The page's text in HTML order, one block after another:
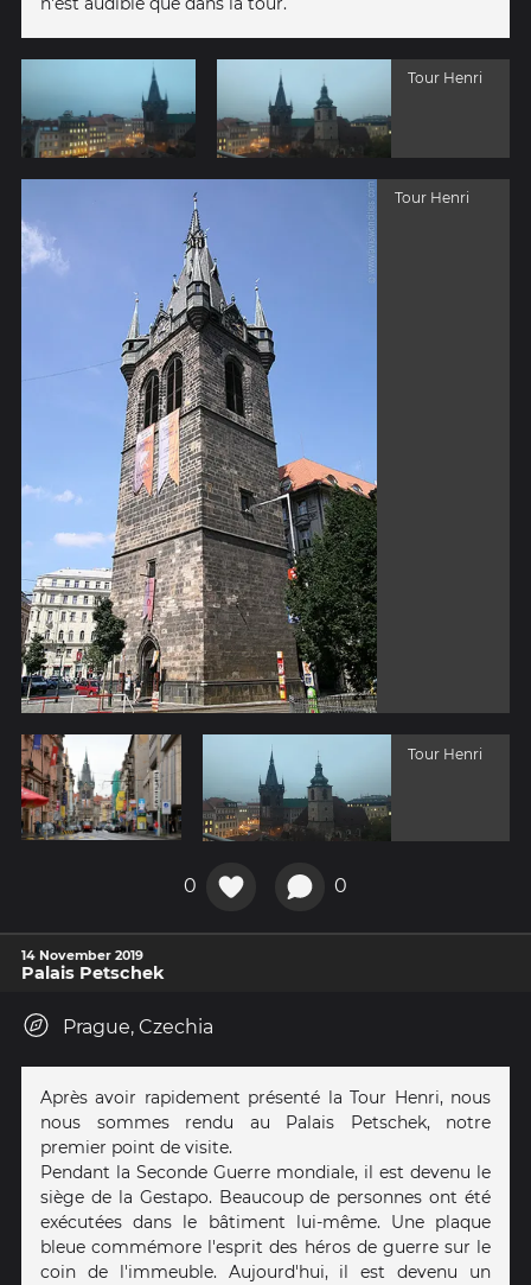
Tour Henri
Tour Henri
Tour Henri
0 0
14 November 2019
Palais Petschek
Prague, Czechia
Après avoir rapidement présenté la Tour Henri, nous
nous sommes rendu au Palais Petschek, notre
premier point de visite.
Pendant la Seconde Guerre mondiale, il est devenu le
siège de la Gestapo. Beaucoup de personnes ont été
exécutées dans le bâtiment lui-même. Une plaque
bleue commémore l'esprit des héros de guerre sur le
coin de l'immeuble. Aujourd'hui, il est devenu un